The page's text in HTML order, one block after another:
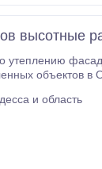
высотные
внутри и снаружи
и область